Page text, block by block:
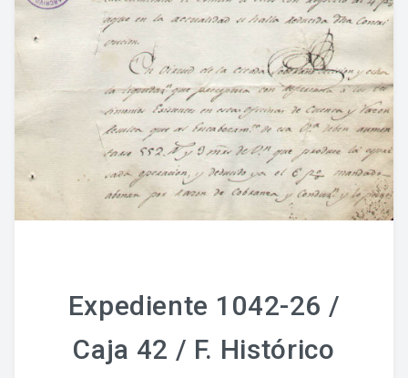
Expediente 1042-26 /
Caja 42 / F. Histórico